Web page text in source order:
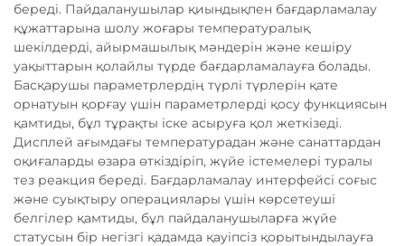
береді. Пайдаланушылар қиындықпен бағдарламалау
құжаттарына шолу жоғары температуралық
шекілдерді, айырмашылық мәндерін және кешіру
уақыттарын қолайлы түрде бағдарламалауға болады.
Басқарушы параметрлердің түрлі түрлерін қате
орнатуын қорғау үшін параметрлерді қосу функциясын
қамтиды, бұл тұрақты іске асыруға қол жеткізеді.
Дисплей ағымдағы температурадан және санаттардан
оқиғаларды өзара өткіздіріп, жүйе істемелері туралы
тез реакция береді. Бағдарламалау интерфейсі соғыс
және суықтыру операциялары үшін көрсетеуші
белгілер қамтиды, бұл пайдаланушыларға жүйе
статусын бір негізгі қадамда қауіпсіз қорытындылауға